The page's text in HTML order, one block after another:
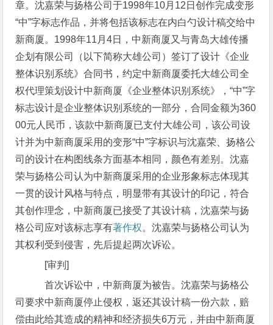
章。沈嘉荣与扬格公司于1998年10月12日创作完成变形
“中”字标志作品，并将包括该标志在内白勺设计稿交给中
新商厦。1998年11月4日，中新商厦又与青岛大雄传播
企划有限公司（以下简称大雄公司）签订了设计《企业
整体识别系统》合同书，约定中新商厦委托大雄公司全
权代理策划设计中新商厦《企业整体识别系统》，“中”字
标志设计是企业整体识别系统的一部分，合同金额为360
00元人民币，该款中新商厦已支付大雄公司，该公司设
计并为中新商厦采用的变形“中”字标识与沈嘉荣、扬格公
司的设计在构图线条方面基本相同，颜色有差别。沈嘉
荣与扬格公司认为中新商厦采用的企业形象标志体现其
一贯的设计风格与特点，明显带有其设计的印记，符合
其创作理念，中新商厦已接受了其设计稿，沈嘉荣与扬
格公司应对该标志享有著作权。沈嘉荣与扬格公司认为
其权利受到侵害，先后提起两次诉讼。
[审判]
首次诉讼中，中新商厦为被告。沈嘉荣与扬格公
司要求中新商厦停止侵权，返还其设计稿一份六款，赔
偿由此给其造成的精神和经济损失6万元，并由中新商厦